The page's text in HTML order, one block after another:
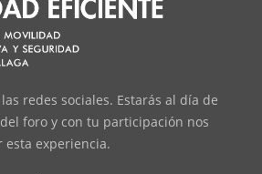
redes sociales. Estarás al día de
foro y con tu participación nos
experiencia.